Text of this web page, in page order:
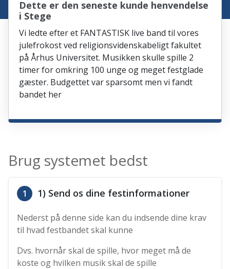
Dette er den seneste kunde henvendelse
i Stege
Vi ledte efter et FANTASTISK live band til vores
julefrokost ved religionsvidenskabeligt fakultet
på Århus Universitet. Musikken skulle spille 2
timer for omkring 100 unge og meget festglade
gæster. Budgettet var sparsomt men vi fandt
bandet her
Brug systemet bedst
1 1) Send os dine festinformationer
Nederst på denne side kan du indsende dine krav
til hvad festbandet skal kunne
Dvs. hvornår skal de spille, hvor meget må de
koste og hvilken musik skal de spille